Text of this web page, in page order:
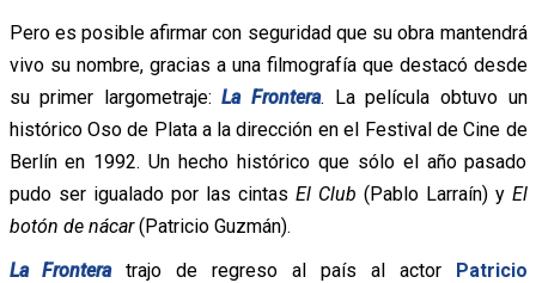
Pero es posible afirmar con seguridad que su obra mantendrá
vivo su nombre, gracias a una filmografía que destacó desde
su primer largometraje:La Frontera. La película obtuvo un
histórico Oso de Plata a la dirección en el Festival de Cine de
Berlín en 1992. Un hecho histórico que sólo el año pasado
pudo ser igualado por las cintas El Club (Pablo Larraín) y El
botón de nácar(Patricio Guzmán).
La Fronteratrajo de regreso al país al actor Patricio